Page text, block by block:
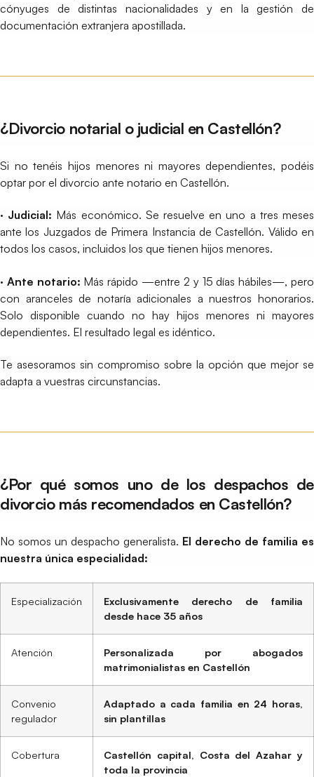
cónyuges de distintas nacionalidades y en la gestión de
documentación extranjera apostillada.
¿Divorcio notarial o judicial en Castellón?
Si no tenéis hijos menores ni mayores dependientes, podéis
optar por el divorcio ante notario en Castellón.
· Judicial: Más económico. Se resuelve en uno a tres meses
ante los Juzgados de Primera Instancia de Castellón. Válido en
todos los casos, incluidos los que tienen hijos menores.
· Ante notario: Más rápido —entre 2 y 15 días hábiles—, pero
con aranceles de notaría adicionales a nuestros honorarios.
Solo disponible cuando no hay hijos menores ni mayores
dependientes. El resultado legal es idéntico.
Te asesoramos sin compromiso sobre la opción que mejor se
adapta a vuestras circunstancias.
¿Por qué somos uno de los despachos de
divorcio más recomendados en Castellón?
No somos un despacho generalista. El derecho de familia es
nuestra única especialidad:
Especialización
Exclusivamente derecho de familia
desde hace 35 años
Atención
Personalizada por abogados
matrimonialistas en Castellón
Convenio
regulador
Adaptado a cada familia en 24 horas,
sin plantillas
Cobertura
Castellón capital, Costa del Azahar y
toda la provincia